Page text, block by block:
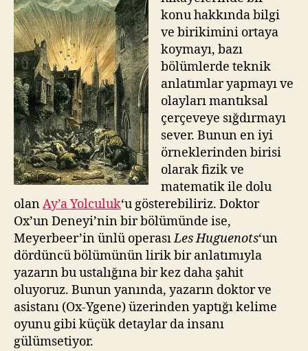
konu hakkında bilgi
ve birikimini ortaya
koymayı, bazı
bölümlerde teknik
anlatımlar yapmayı ve
olayları mantıksal
çerçeveye sığdırmayı
sever. Bunun en iyi
örneklerinden birisi
olarak fizik ve
matematik ile dolu
olanAy’a Yolculuk‘u gösterebiliriz. Doktor
Ox’un Deneyi’nin bir bölümünde ise,
Meyerbeer’in ünlü operasıLes Huguenots‘un
dördüncü bölümünün lirik bir anlatımıyla
yazarın bu ustalığına bir kez daha şahit
oluyoruz. Bunun yanında, yazarın doktor ve
asistanı (Ox-Ygene) üzerinden yaptığı kelime
oyunu gibi küçük detaylar da insanı
gülümsetiyor.